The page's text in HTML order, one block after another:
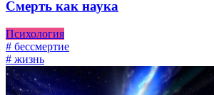
Смерть как наука
Психология
# бессмертие
# жизнь